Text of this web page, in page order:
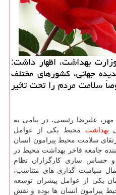
بهداشت، اظهار داشت:
جهانی، كشورهای مختلف
سلامت مردم را تحت تاثیر
علیرضا رئیسی، در پیامی به
بهداشت
محیط‪ ‬یكی از عوامل
سلامت محیط پیرامون انسان
جامعه فاخر بهداشت محیط در
حساس سازی كارگزاران نظام
سیاست گذاری های متناسب،
یكی از عوامل پیشران توسعه
پیرامون انسان ها بوده و نقش